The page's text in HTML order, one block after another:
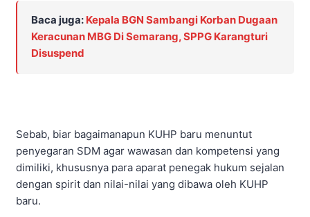
Baca juga: Kepala BGN Sambangi Korban Dugaan
Keracunan MBG Di Semarang, SPPG Karangturi
Disuspend
Sebab, biar bagaimanapun KUHP baru menuntut
penyegaran SDM agar wawasan dan kompetensi yang
dimiliki, khususnya para aparat penegak hukum sejalan
dengan spirit dan nilai-nilai yang dibawa oleh KUHP
baru.